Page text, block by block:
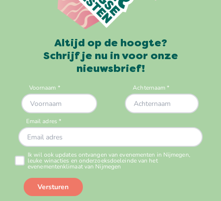
Altijd op de hoogte?
Schrijf je nu in voor onze
nieuwsbrief!